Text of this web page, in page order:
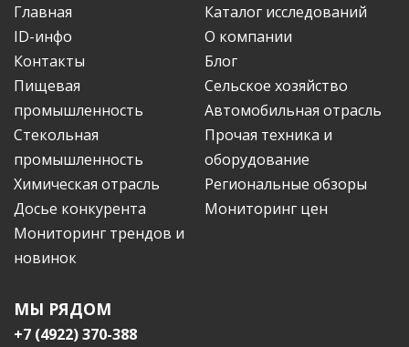
Главная
Каталог исследований
ID-инфо
О компании
Контакты
Блог
Пищевая
промышленность
Сельское хозяйство
Автомобильная отрасль
Стекольная
промышленность
Прочая техника и
оборудование
Химическая отрасль
Региональные обзоры
Досье конкурента
Мониторинг цен
Мониторинг трендов и
новинок
МЫ РЯДОМ
+7 (4922) 370-388